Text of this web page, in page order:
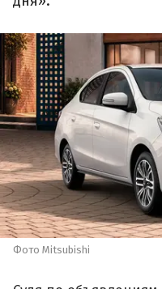
Фото Mitsubishi